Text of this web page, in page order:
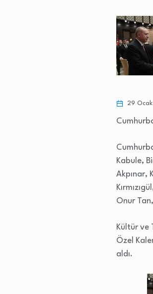
29
Kabule,
Akpınar,
Onur
Kültür ve
Özel
aldı.